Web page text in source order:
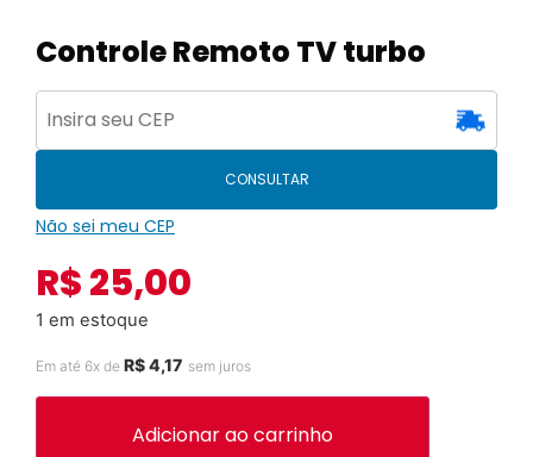
Controle Remoto TV turbo
CONSULTAR
Não sei meu CEP
R$25,00
1 em estoque
Em até 6x de R$4,17 sem juros
Adicionar ao carrinho